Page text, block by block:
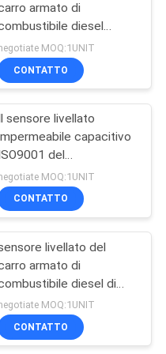
di
della
GPS
armato di
diesel
2.5m con 0,5%
MOQ:1UNIT
CONTATTO
sensore livellato
capacitivo
del
del
ha approvato
MOQ:1UNIT
CONTATTO
livellato del
armato di
diesel di
2m per la soluzione
monitoraggio
MOQ:1UNIT
CONTATTO